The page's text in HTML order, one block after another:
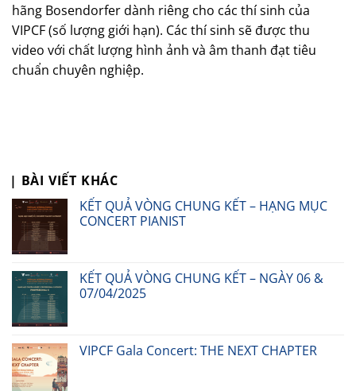
hãng Bosendorfer dành riêng cho các thí sinh của
VIPCF (số lượng giới hạn). Các thí sinh sẽ được thu
video với chất lượng hình ảnh và âm thanh đạt tiêu
chuẩn chuyên nghiệp.
| BÀI VIẾT KHÁC
KẾT QUẢ VÒNG CHUNG KẾT – HẠNG MỤC
CONCERT PIANIST
KẾT QUẢ VÒNG CHUNG KẾT – NGÀY 06 &
07/04/2025
VIPCF Gala Concert: THE NEXT CHAPTER